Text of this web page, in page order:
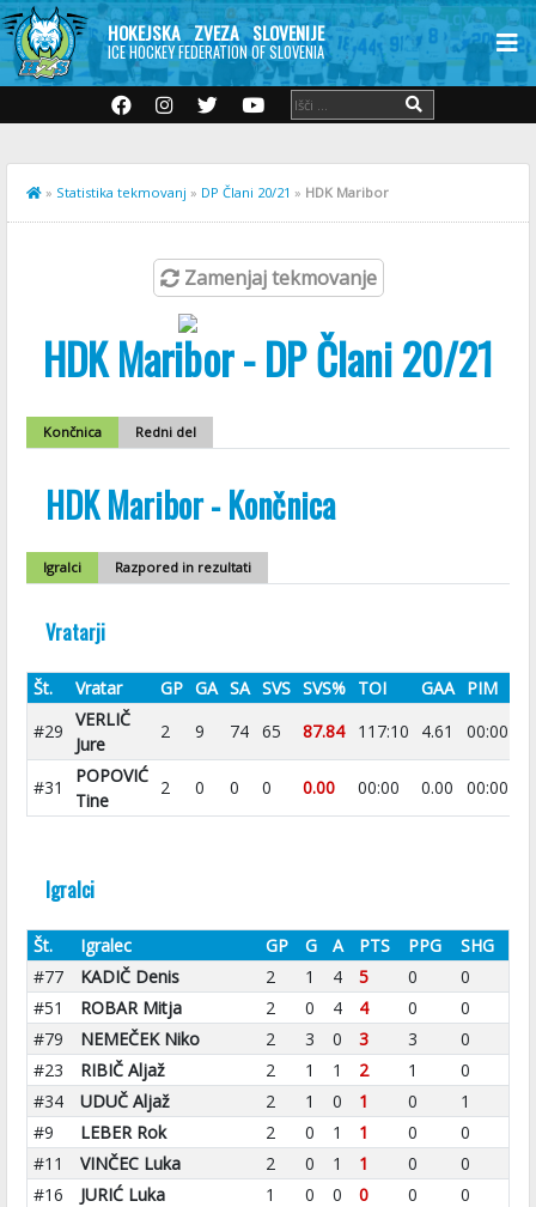
HOKEJSKA ZVEZA SLOVENIJE
ICE HOCKEY FEDERATION OF SLOVENIA
» Statistika tekmovanj » DP Člani 20/21 » HDK Maribor
Zamenjaj tekmovanje
HDK Maribor - DP Člani 20/21
Končnica Redni del
HDK Maribor - Končnica
Igralci Razpored in rezultati
Vratarji
Št. Vratar GP GA SA SVS SVS% TOI GAA PIM
#29
VERLIČ
Jure
2 9 74 65 87.84 117:10 4.61 00:00
#31
POPOVIĆ
Tine
2 0 0 0 0.00 00:00 0.00 00:00
Igralci
Št. Igralec GP G A PTS PPG
SHG
#77
KADIČ Denis 2 1 4 5 0
0
#51
ROBAR Mitja 2 0 4 4 0
0
#79
NEMEČEK Niko 2 3 0 3 3
0
#23
RIBIČ Aljaž 2 1 1 2 1
0
#34
UDUČ Aljaž 2 1 0 1 0
1
#9
LEBER Rok 2 0 1 1 0
0
#11
VINČEC Luka 2 0 1 1 0
0
#16
JURIĆ Luka 1 0 0 0 0
0